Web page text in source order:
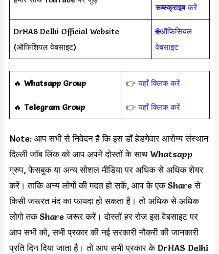
सब्स्क्राइबकरें
DrHAS Delhi Official Website
(ऑफिशियल वेबसाइट)
🌐ऑफिसियल
वेबसाइट
‎️‍🔥 Whatsapp Group 👉यहाँ क्लिक करें
‎️‍🔥 Telegram Group 👉यहाँ क्लिक करें
Note: आप सभी से निवेदन है कि इस डॉ हेडगेवार आरोग्य संस्थान
दिल्ली जॉब लिंक को आप अपने दोस्तों के साथ Whatsapp
ग्रुप, फेसबुक या अन्य सोशल मीडिया पर अधिक से अधिक शेयर
करें। ताकि अन्य लोगों की मदत हो सकें, आप के एक Share से
किसी जरूरत मंद का फायदा हो सकता है। तो अधिक से अधिक
लोगो तक Share जरूर करें। दोस्तों हर रोज इस वेबसाइट पर
आप सभी को, सभी प्रकार की नई सरकारी नौकरी की जानकारी
प्रति दिन दिया जाता है। तो आप सभी प्रकार के DrHAS Delhi